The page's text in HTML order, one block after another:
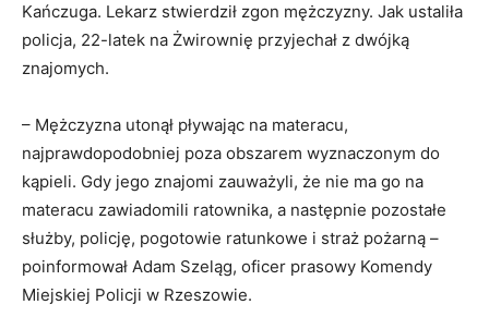
Kańczuga. Lekarz stwierdził zgon mężczyzny. Jak ustaliła
policja, 22-latek na Żwirownię przyjechał z dwójką
znajomych.
– Mężczyzna utonął pływając na materacu,
najprawdopodobniej poza obszarem wyznaczonym do
kąpieli. Gdy jego znajomi zauważyli, że nie ma go na
materacu zawiadomili ratownika, a następnie pozostałe
służby, policję, pogotowie ratunkowe i straż pożarną –
poinformował Adam Szeląg, oficer prasowy Komendy
Miejskiej Policji w Rzeszowie.